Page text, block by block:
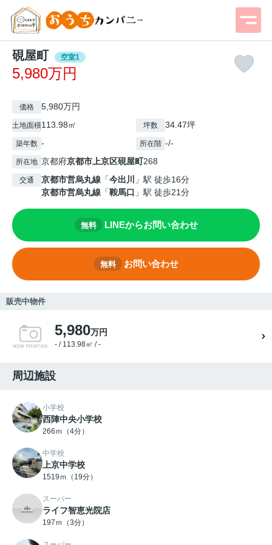
硯屋町 空室1
5,980万円
価格 5,980万円
土地面積113.98㎡ 坪数 34.47坪
築年数 - 所在階 -/-
所在地 京都府京都市上京区硯屋町268
交通 京都市営烏丸線 「今出川
」駅 徒歩16分
京都市営烏丸線 「鞍馬口 」駅 徒歩21分
無料 LINEからお問い合わせ
無料 お問い合わせ
販売中物件
5,980万円
- / 113.98㎡ / -
周辺施設
小学校
西陣中央小学校
266ｍ（4分）
中学校
上京中学校
1519ｍ（19分）
スーパー
ライフ智恵光院店
197ｍ（3分）